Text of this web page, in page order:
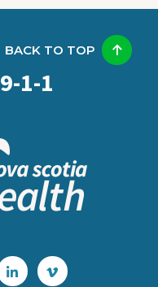
9-1-1
BACK TO TOP